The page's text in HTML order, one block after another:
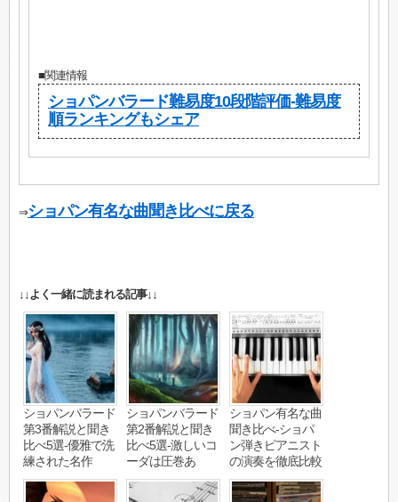
■関連情報
ショパンバラード難易度10段階評価-難易度
順ランキングもシェア
⇒ショパン有名な曲聞き比べに戻る
↓↓よく一緒に読まれる記事↓↓
ショパンバラード
第3番解説と聞き
比べ5選-優雅で洗
練された名作
ショパンバラード
第2番解説と聞き
比べ5選-激しいコ
ーダは圧巻あ
ショパン有名な曲
聞き比べ-ショパ
ン弾きピアニスト
の演奏を徹底比較